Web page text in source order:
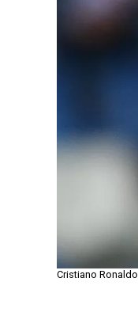
Cristiano Ronaldo